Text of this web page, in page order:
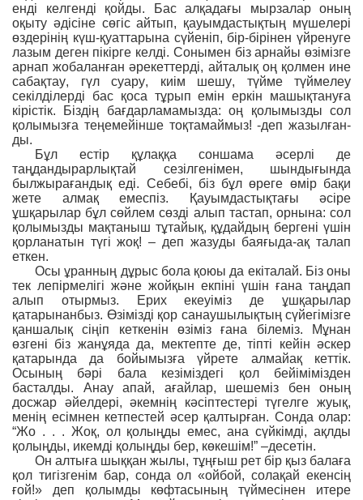
енді келгенді қойды. Бас алқадағы мырзалар оның
оқыту əдісіне сөгіс айтып, қауымдастықтың мүшелері
өздерінің күш-қуаттарына сүйеніп, бір-бірінен үйренуге
лазым деген пікірге келді. Сонымен біз арнайы өзімізге
арнап жобаланған əрекеттерді, айталық оң қолмен ине
сабақтау, гүл суару, киім шешу, түйме түймелеу
секілділерді бас қоса тұрып емін еркін машықтануға
кірістік. Біздің бағдарламамызда: оң қолымызды сол
қолымызға теңемейінше тоқтамаймыз! -деп жазылған-
ды.
Бұл естір құлаққа соншама əсерлі де
таңдандырарлықтай сезілгенімен, шындығында
былжырағандық еді. Себебі, біз бұл өреге өмір бақи
жете алмақ емеспіз. Қауымдастықтағы əсіре
ұшқарылар бұл сөйлем сөзді алып тастап, орнына: сол
қолымызды мақтаныш тұтайық, құдайдың бергені үшін
қорланатын түгі жоқ! – деп жазуды баяғыда-ақ талап
еткен.
Осы ұранның дұрыс бола қоюы да екіталай. Біз оны
тек лепірмелігі жəне жойқын екпіні үшін ғана таңдап
алып отырмыз. Ерих екеуіміз де ұшқарылар
қатарынанбыз. Өзімізді қор санаушылықтың сүйегімізге
қаншалық сіңіп кеткенін өзіміз ғана білеміз. Мұнан
өзгені біз жанұяда да, мектепте де, тіпті кейін əскер
қатарында да бойымызға үйрете алмайақ кеттік.
Осының бəрі бала кезіміздегі қол бейімімізден
басталды. Анау апай, ағайлар, шешеміз бен оның
досжар əйелдері, əкемнің кəсіптестері түгелге жуық,
менің есімнен кетпестей əсер қалтырған. Сонда олар:
“Жо . . . Жоқ, ол қолыңды емес, ана сүйкімді, ақлды
қолыңды, икемді қолыңды бер, көкешім!” –десетін.
Он алтыға шыққан жылы, тұңғыш рет бір қыз балаға
қол тигізгенім бар, сонда ол «ойбой, солақай екенсің
ғой!» деп қолымды көфтасының түймесінен итере